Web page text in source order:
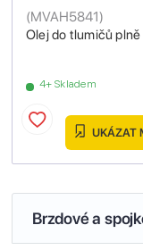
Olej do tlumičů
(MVAH5841)
4+ Skladem
UKÁZAT
Brzdové a